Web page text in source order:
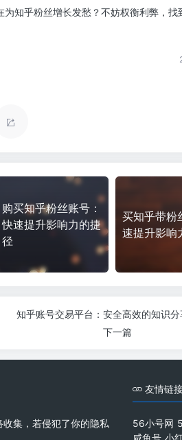
知乎粉丝增长发愁？不妨权衡利弊，找
购买知乎粉丝账号：
快速提升影响力的捷
径
买知乎带粉
速提升影响
知乎账号交易平台：安全高效的知识
下一篇
集，若侵犯了你的隐私
友情链
56小号网
咸鱼号 小